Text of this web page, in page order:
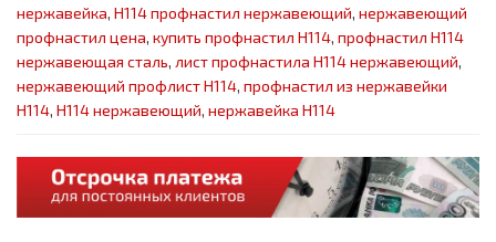
нержавейка, Н114 профнастил нержавеющий, нержавеющий
профнастил цена, купить профнастил Н114, профнастил Н114
нержавеющая сталь, лист профнастила Н114 нержавеющий,
нержавеющий профлист Н114, профнастил из нержавейки
Н114, Н114 нержавеющий, нержавейка Н114